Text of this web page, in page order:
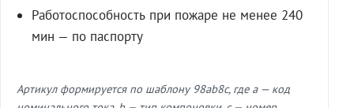
Работоспособность при пожаре не менее 240
мин — по паспорту
Артикул формируется по шаблону 98ab8c, где a — код